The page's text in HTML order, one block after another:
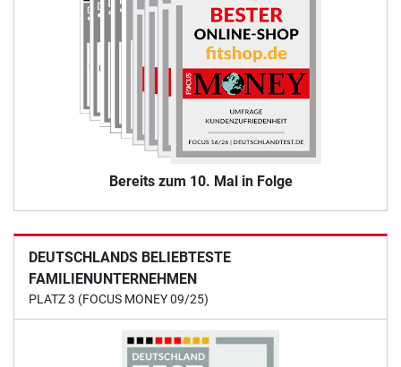
Bereits zum 10. Mal in Folge
DEUTSCHLANDS BELIEBTESTE
FAMILIENUNTERNEHMEN
PLATZ 3 (FOCUS MONEY 09/25)